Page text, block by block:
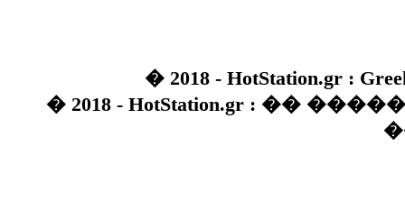
� 2018 - HotStation.gr :
� 2018 - HotStation.gr : ��